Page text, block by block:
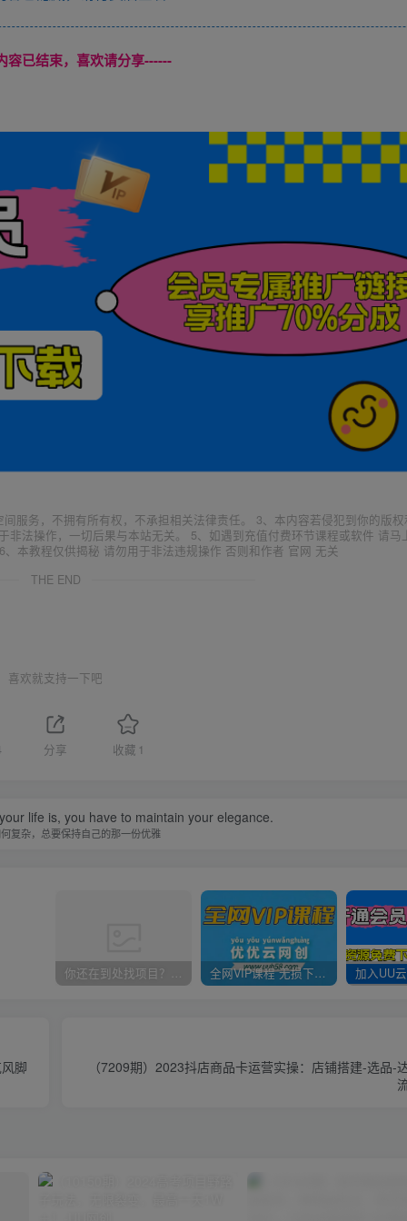
容已结束，喜欢请分享------
服务，不拥有所有权，不承担相关法律责任。 3、本内容若侵犯到你的版权
法操作，一切后果与本站无关。 5、如遇到充值付费环节课程或软件 请马
本教程仅供揭秘 请勿用于非法违规操作 否则和作者 官网 无关
THE END
喜欢就支持一下吧
分享 收藏 1
life is, you have to maintain your elegance.
复杂，总要保持自己的那一份优雅
你还在到处找项目？还在当韭菜？我靠卖项目一个月收入5万+，曾经我也是个失败者。 全网VIP课程 无损下载~
脚
（7209期）2023抖店商品卡运营实操：店铺搭建-选品-